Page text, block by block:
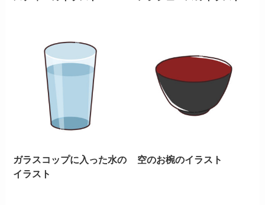
ガラスコップに入った水の
イラスト
空のお椀のイラスト